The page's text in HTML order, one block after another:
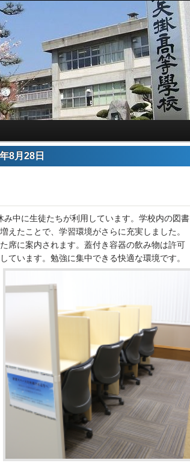
8月28日
中に生徒たちが利用しています。学校内の図書
えたことで、学習環境がさらに充実しました。
席に案内されます。蓋付き容器の飲み物は許可
ています。勉強に集中できる快適な環境です。